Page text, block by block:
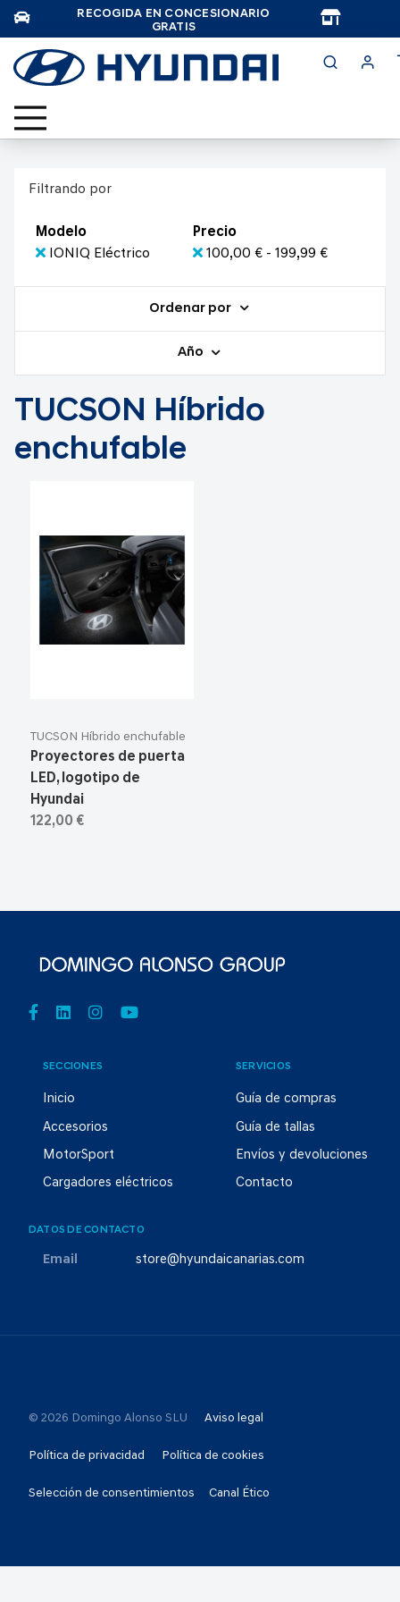
RECOGIDA EN CONCESIONARIO
GRATIS
Filtrando por
Modelo
IONIQ Eléctrico
Precio
100,00 € - 199,99 €
Ordenar por
Año
TUCSON Híbrido
enchufable
TUCSON Híbrido enchufable
Proyectores de puerta
LED, logotipo de
Hyundai
122,00 €
SECCIONES
Inicio
Accesorios
MotorSport
Cargadores eléctricos
SERVICIOS
Guía de compras
Guía de tallas
Envíos y devoluciones
Contacto
DATOS DE CONTACTO
Email store@hyundaicanarias.com
© 2026 Domingo Alonso SLU Aviso legal
Política de privacidad Política de cookies
Selección de consentimientos Canal Ético